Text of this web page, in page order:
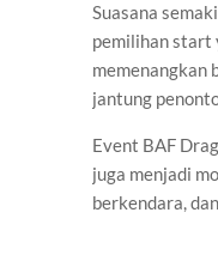
Suasana
pemilihan start
memenangkan
jantung
Event BAF
juga menjadi
berkendara,